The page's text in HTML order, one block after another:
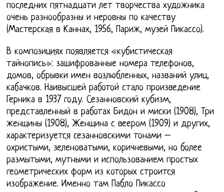
последних пятнадцати лет творчества художника
очень разнообразны и неровны по качеству
(Мастерская в Каннах, 1956, Париж, музей Пикассо).
В композициях появляется «кубистическая
тайнопись»: зашифрованные номера телефонов,
домов, обрывки имен возлюбленных, названий улиц,
кабачков. Наивысшей работой стало произведение
Герника в 1937 году. Сезанновский кубизм,
представленный в работах Бидон и миски (1908), Три
женщины (1908), Женщина с веером (1909) и других,
характеризуется сезанновскими тонами –
охристыми, зеленоватыми, коричневыми, но более
размытыми, мутными и использованием простых
геометрических форм из которых строится
изображение. Именно там Пабло Пикассо